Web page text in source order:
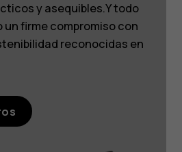
y asequibles.Y todo
firme compromiso con
reconocidas en